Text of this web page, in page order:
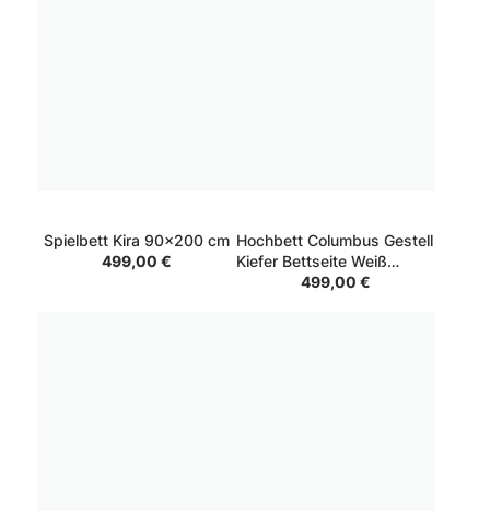
Spielbett Kira 90x200 cm
499,00 €
Hochbett Columbus Gestell
Kiefer Bettseite Weiß
Absetzung Weiß 90x200
499,00 €